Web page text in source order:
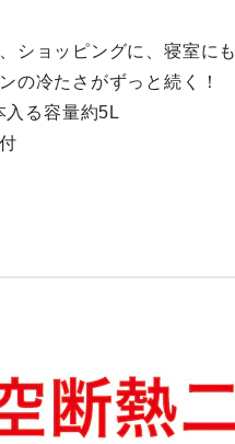
ショッピングに、寝室にも
の冷たさがずっと続く！
る容量約5L